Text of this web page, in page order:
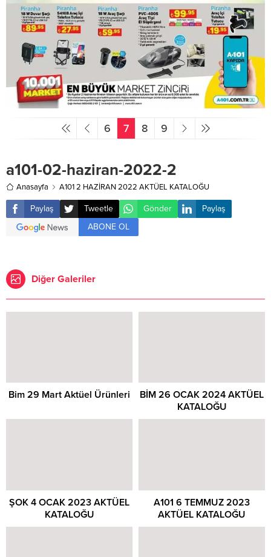
6 7 8 9
a101-02-haziran-2022-2
Anasayfa A101 2 HAZİRAN 2022 AKTÜEL KATALOĞU
Paylaş Tweetle Gönder
Paylaş
ABONE OL
Diğer Galeriler
Bim 29 Mart Aktüel Ürünleri
BİM 26 OCAK 2024 AKTÜEL
KATALOĞU
ŞOK 4 OCAK 2023 AKTÜEL
KATALOĞU
A101 6 TEMMUZ 2023
AKTÜEL KATALOĞU